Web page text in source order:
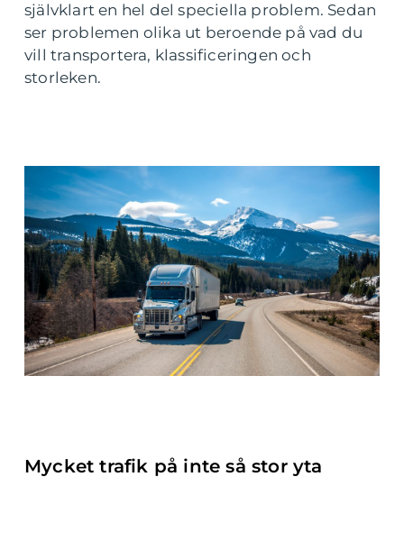
självklart en hel del speciella problem. Sedan
ser problemen olika ut beroende på vad du
vill transportera, klassificeringen och
storleken.
Mycket trafik på inte så stor yta